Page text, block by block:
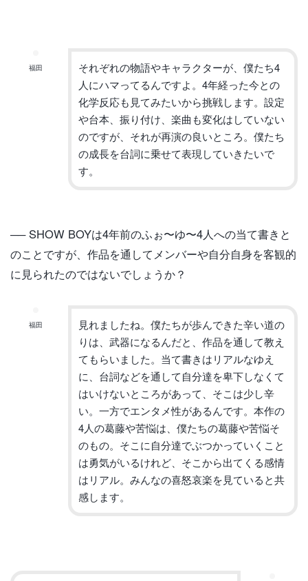
福田 それぞれの物語やキャラクターが、僕たち4
人にハマってるんですよ。 4年経った今との
化学反応も見てみたいから挑戦します。 設定
や台本、振り付け、楽曲も変化はしていない
のですが、 それが再演の良いところ。 僕たち
の成長を台詞に乗せて表現していきたいで
す。
── SHOW BOYは4年前のふぉ〜ゆ〜4人への当て書きと
のことですが、 作品を通してメンバーや自分自身を客観的
に見られたのではないでしょうか？
福田
見れましたね。僕たちが歩んできた辛い道の
りは、 武器になるんだと、作品を通して教え
てもらいました。 当て書きはリアルなゆえ
に、 台詞などを通して自分達を卑下しなくて
はいけないところがあって 、そこは少し辛
い。一方でエンタメ性があるんです。本作の
4人の葛藤や苦悩は、僕たちの葛藤や苦悩そ
のもの。 そこに自分達でぶつかっていくこと
は勇気がいるけれど、 そこから出てくる感情
はリアル。 みんなの喜怒哀楽を見ていると共
感します。